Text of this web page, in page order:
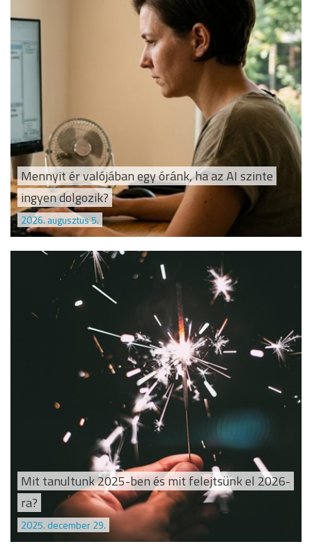
Mennyit ér valójában egy óránk, ha az AI szinte
ingyen dolgozik?
2026. augusztus 5.
Mit tanultunk 2025-ben és mit felejtsünk el 2026-
ra?
2025. december 29.